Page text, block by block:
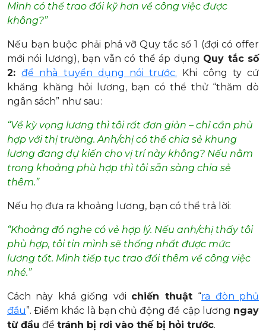
Mình có thể trao đổi kỹ hơn về công việc được
không?”
Nếu bạn buộc phải phá vỡ Quy tắc số 1 (đợi có offer
mới nói lương), bạn vẫn có thể áp dụng Quy tắc số
2:để nhà tuyển dụng nói trước. Khi công ty cứ
khăng khăng hỏi lương, bạn có thể thử “thăm dò
ngân sách” như sau:
“Về kỳ vọng lương thì tôi rất đơn giản – chỉ cần phù
hợp với thị trường. Anh/chị có thể chia sẻ khung
lương đang dự kiến cho vị trí này không? Nếu nằm
trong khoảng phù hợp thì tôi sẵn sàng chia sẻ
thêm.”
Nếu họ đưa ra khoảng lương, bạn có thể trả lời:
“Khoảng đó nghe có vẻ hợp lý. Nếu anh/chị thấy tôi
phù hợp, tôi tin mình sẽ thống nhất được mức
lương tốt. Mình tiếp tục trao đổi thêm về công việc
nhé.”
Cách này khá giống với chiến thuật “ra đòn phủ
đầu”. Điểm khác là bạn chủ động đề cập lương ngay
từ đầu để tránh bị rơi vào thế bị hỏi trước.